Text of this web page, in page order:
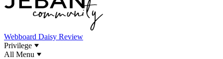
Webboard Daisy Review
Privilege
All Menu